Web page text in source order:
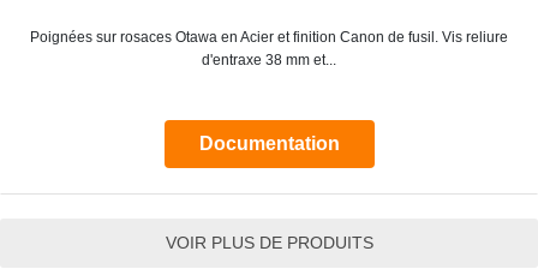
Poignées sur rosaces Otawa en Acier et finition Canon de fusil. Vis reliure
d'entraxe 38 mm et...
Documentation
VOIR PLUS DE PRODUITS